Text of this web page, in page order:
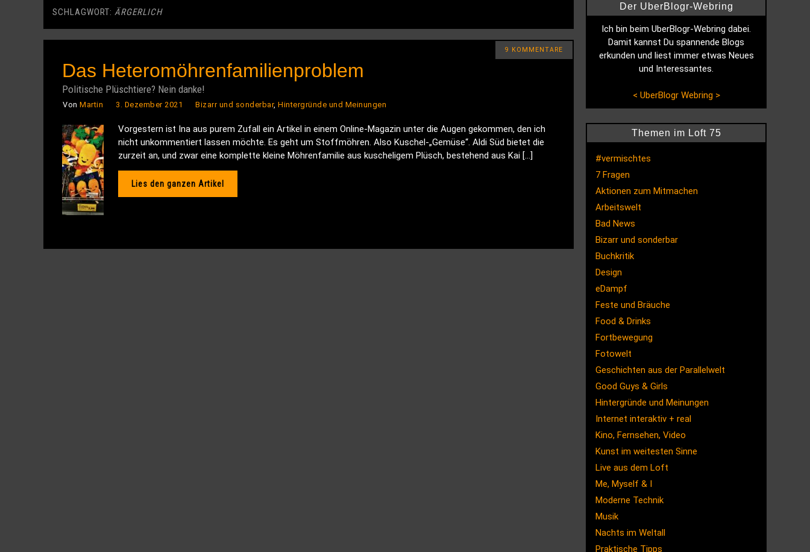
SCHLAGWORT: ÄRGERLICH
9 KOMMENTARE
Das Heteromöhrenfamilienproblem
Politische Plüschtiere? Nein danke!
Von Martin 3. Dezember 2021 Bizarr und sonderbar, Hintergründe und Meinungen
Vorgestern ist Ina aus purem Zufall ein Artikel in einem Online-Magazin unter die Augen gekommen, den ich
nicht unkommentiert lassen möchte. Es geht um Stoffmöhren. Also Kuschel-„Gemüse“. Aldi Süd bietet die
zurzeit an, und zwar eine komplette kleine Möhrenfamilie aus kuscheligem Plüsch, bestehend aus Kai […]
Lies den ganzen Artikel
Der UberBlogr-Webring
Ich bin beim UberBlogr-Webring dabei.
Damit kannst Du spannende Blogs
erkunden und liest immer etwas Neues
und Interessantes.
< UberBlogr Webring >
Themen im Loft 75
#vermischtes
7 Fragen
Aktionen zum Mitmachen
Arbeitswelt
Bad News
Bizarr und sonderbar
Buchkritik
Design
eDampf
Feste und Bräuche
Food & Drinks
Fortbewegung
Fotowelt
Geschichten aus der Parallelwelt
Good Guys & Girls
Hintergründe und Meinungen
Internet interaktiv + real
Kino, Fernsehen, Video
Kunst im weitesten Sinne
Live aus dem Loft
Me, Myself & I
Moderne Technik
Musik
Nachts im Weltall
Praktische Tipps